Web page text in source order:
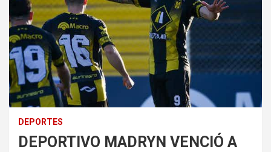
DEPORTES
DEPORTIVO MADRYN VENCIÓ A